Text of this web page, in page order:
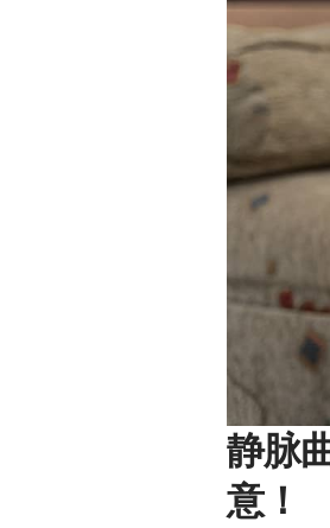
静脉
意！